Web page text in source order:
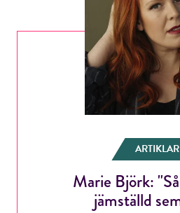
ARTIKLAR
Marie Björk:
jämställd